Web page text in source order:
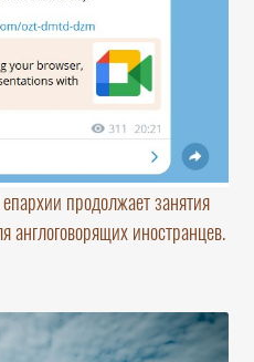
продолжает занятия
англоговорящих иностранцев.